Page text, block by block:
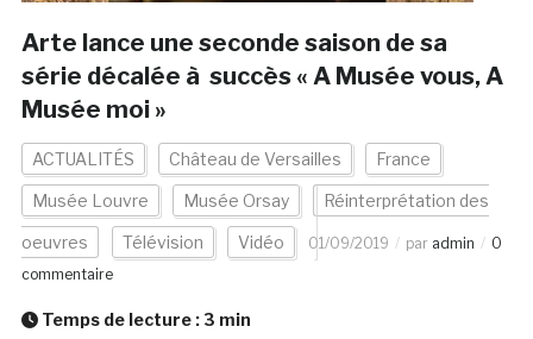
Arte lance une seconde saison de sa
série décalée à succès « A Musée vous, A
Musée moi »
ACTUALITÉS Château de Versailles France
Musée Louvre Musée Orsay Réinterprétation des
oeuvres Télévision Vidéo 01/09/2019 par admin
0
commentaire
Temps de lecture : 3 min